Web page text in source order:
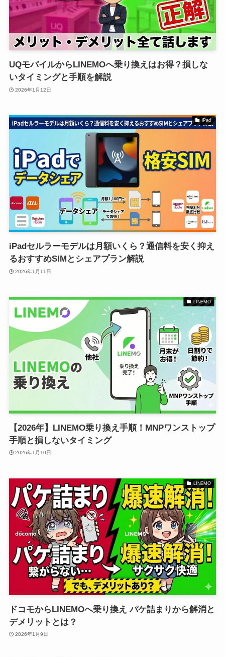
UQモバイルからLINEMOへ乗り換えはお得？損しな
いタイミングと手順を解説
2026年1月12日
iPad
iPadセルラーモデルは月額いくら？通信料を安く抑え
るおすすめSIMとシェアプラン解説
2026年1月11日
LINEMO
【2026年】LINEMO乗り換え手順！MNPワンストップ
手順と損しないタイミング
2026年1月10日
LINEMO
ドコモからLINEMOへ乗り換え パケ詰まりから解消と
デメリットとは？
2026年1月9日